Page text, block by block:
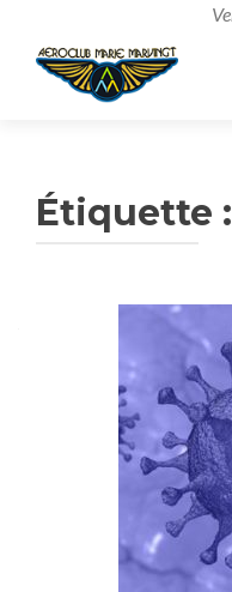
Étiquette :